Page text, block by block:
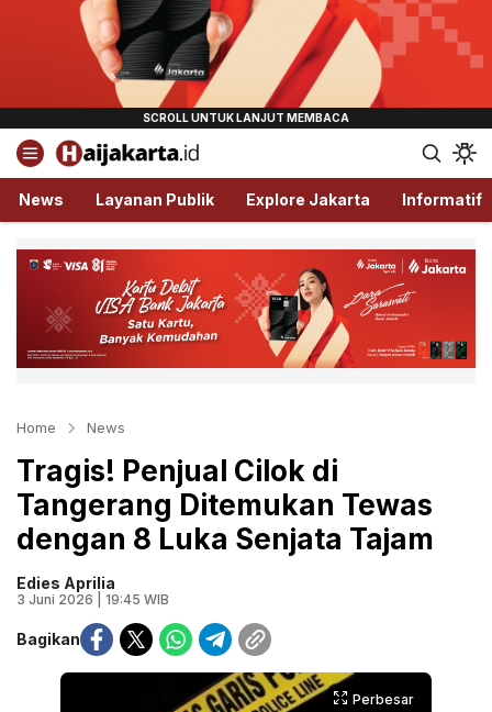
Haijakarta.id
Semua Tentang Jakarta Ada Disini!
News Layanan Publik Explore Jakarta Informatif
Home News
Tragis! Penjual Cilok di
Tangerang Ditemukan Tewas
dengan 8 Luka Senjata Tajam
Edies Aprilia
3 Juni 2026 | 19:45 WIB
Bagikan
Perbesar